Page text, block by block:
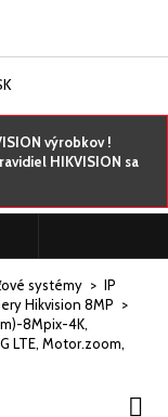
výrobkov !
HIKVISION sa
systémy
IP
Hikvision 8MP
8Mpix-4K,
LTE, Motor.zoom,
((createText))
uložiť do